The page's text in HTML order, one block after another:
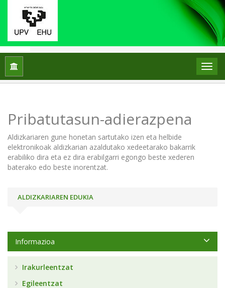
Hasiera
Pribatutasun-adierazpena
Aldizkariaren gune honetan sartutako izen eta helbide
elektronikoak aldizkarian azaldutako xedeetarako bakarrik
erabiliko dira eta ez dira erabilgarri egongo beste xederen
baterako edo beste inorentzat.
ALDIZKARIAREN EDUKIA
Informazioa
Irakurleentzat
Egileentzat